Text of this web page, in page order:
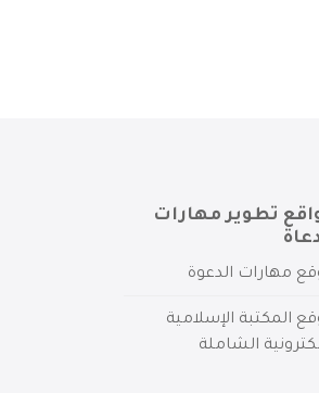
تطوير مهارات
مهارات الدعوة
المكتبة الإسلامية
الشاملة